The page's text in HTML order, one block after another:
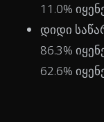
11.0%
დიდი
86.3%
62.6%